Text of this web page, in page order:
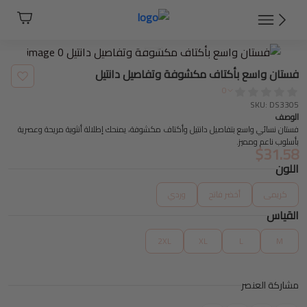
فستان واسع بأكتاف مكشوفة وتفاصيل دانتيل
0
SKU: DS3305
الوصف
فستان نسائي واسع بتفاصيل دانتيل وأكتاف مكشوفة، يمنحك إطلالة أنثوية مريحة وعصرية
بأسلوب ناعم ومميز.
31.58
$ اللون
كريمى أخضر فاتح وردي
القياس
M
L
XL
2XL
مشاركة العنصر